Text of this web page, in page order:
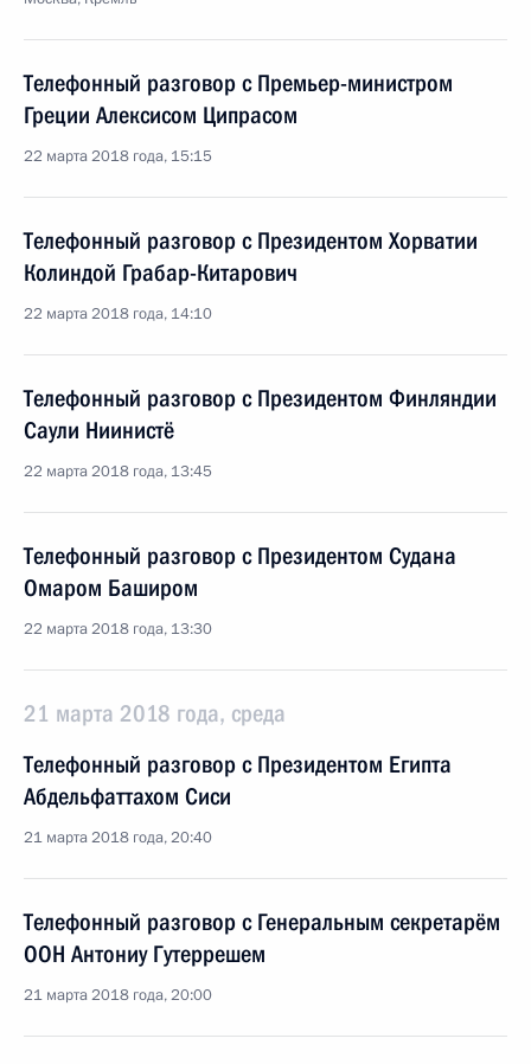
Телефонный разговор с Премьер-министром
Греции Алексисом Ципрасом
22 марта 2018 года, 15:15
Телефонный разговор с Президентом Хорватии
Колиндой Грабар-Китарович
22 марта 2018 года, 14:10
Телефонный разговор с Президентом Финляндии
Саули Ниинистё
22 марта 2018 года, 13:45
Телефонный разговор с Президентом Судана
Омаром Баширом
22 марта 2018 года, 13:30
21 марта 2018 года, среда
Телефонный разговор с Президентом Египта
Абдельфаттахом Сиси
21 марта 2018 года, 20:40
Телефонный разговор с Генеральным секретарём
ООН Антониу Гутеррешем
21 марта 2018 года, 20:00